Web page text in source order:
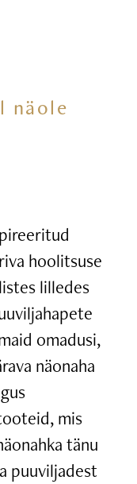
näole
hoolitsuse
lilledes
omadusi,
näonaha
mis
tänu
puuviljadest